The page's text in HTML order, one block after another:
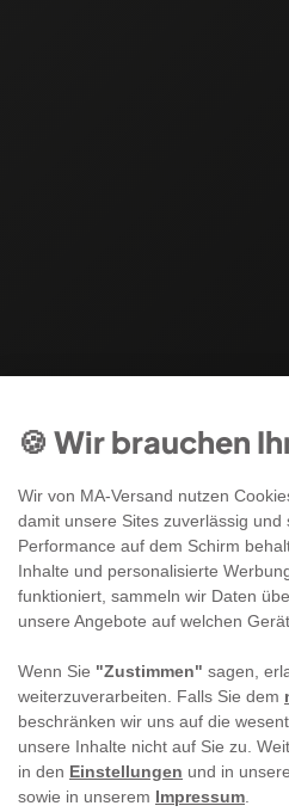
🍪 Wir brauchen
Wir von MA-Versand nutzen
damit unsere Sites zuverlässig und
Performance auf dem Schirm
Inhalte und personalisierte
funktioniert, sammeln wir Daten
unsere Angebote auf welchen
Wenn Sie "Zustimmen" sagen,
weiterzuverarbeiten. Falls Sie dem
beschränken wir uns auf die
unsere Inhalte nicht auf Sie zu.
in den Einstellungen und in
sowie in unserem Impressum